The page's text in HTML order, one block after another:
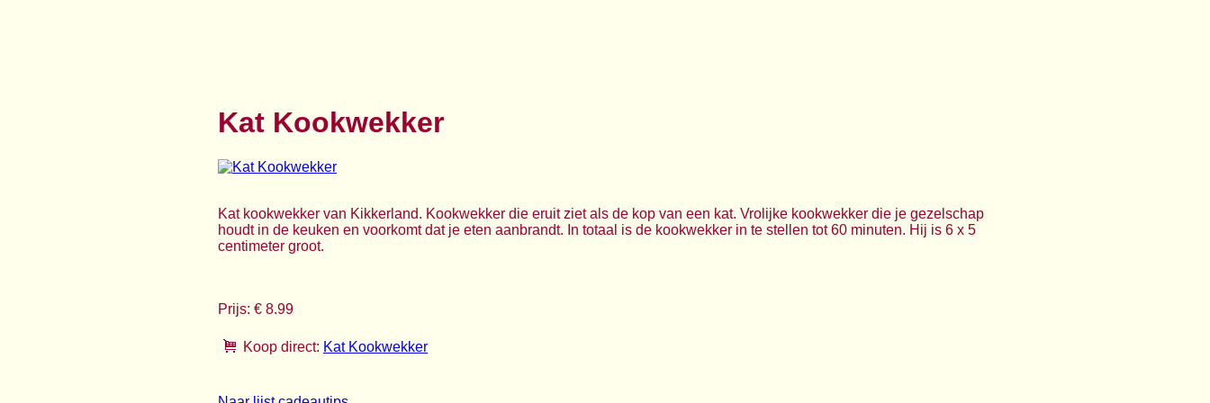
Kat Kookwekker
Kat kookwekker van Kikkerland. Kookwekker die eruit ziet als de kop van een kat. Vrolijke kookwekker die je gezelschap
houdt in de keuken en voorkomt dat je eten aanbrandt. In totaal is de kookwekker in te stellen tot 60 minuten. Hij is 6 x 5
centimeter groot.
Prijs: € 8.99
Koop direct: Kat Kookwekker